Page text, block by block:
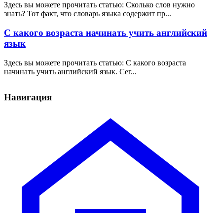
Здесь вы можете прочитать статью: Сколько слов нужно
знать? Тот факт, что словарь языка содержит пр...
С какого возраста начинать учить английский
язык
Здесь вы можете прочитать статью: С какого возраста
начинать учить английский язык. Сег...
Навигация